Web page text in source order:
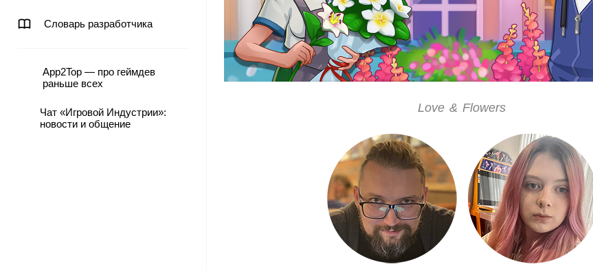
Словарь разработчика
App2Top — про геймдев
раньше всех
Чат «Игровой Индустрии»:
новости и общение
Love & Flowers